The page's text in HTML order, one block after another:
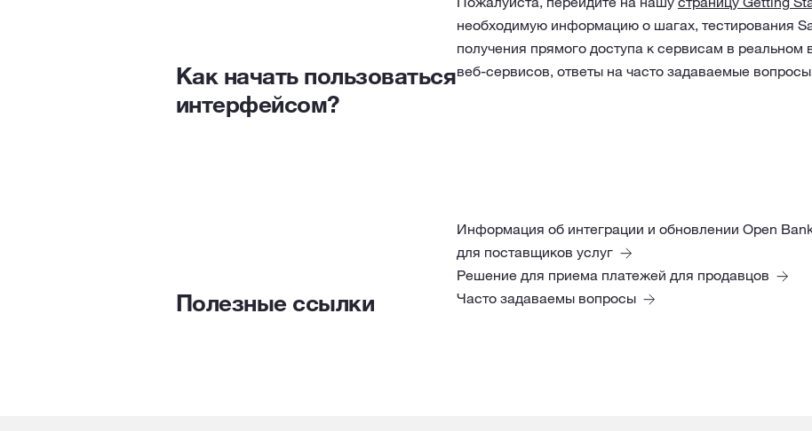
Как начать пользоваться
интерфейсом?
необходимую информацию о шагах, тестирования
получения прямого доступа к сервисам в реальном
веб-сервисов, ответы на часто задаваемые
Полезные ссылки
Информация об интеграции и обновлении Open
для поставщиков услуг
Решение для приема платежей для продавцов
Часто задаваемы вопросы